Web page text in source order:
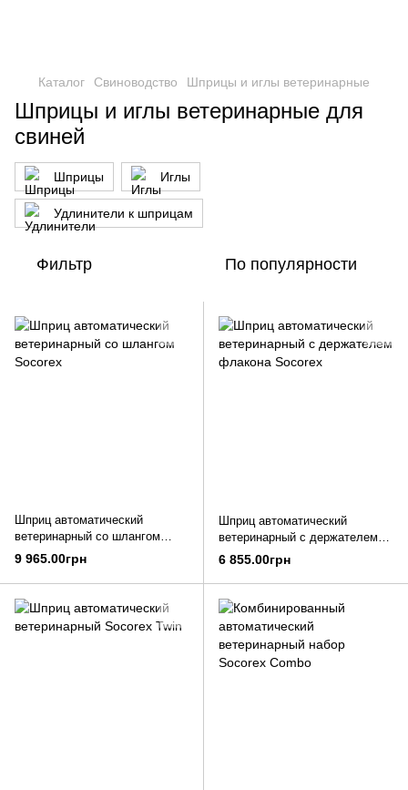
Каталог Свиноводство Шприцы и иглы ветеринарные
Шприцы и иглы ветеринарные для
свиней
Шприцы Иглы
Удлинители к шприцам
Фильтр По популярности
Шприц автоматический
ветеринарный со шлангом
Socorex
9 965.00грн
Шприц автоматический
ветеринарный с держателем
флакона Socorex
6 855.00грн